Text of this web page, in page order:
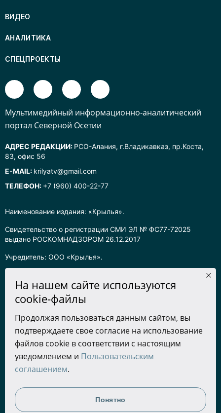
Наименование издания: «Крылья».
Свидетельство о регистрации СМИ ЭЛ № ФС77-72025
выдано РОСКОМНАДЗОРОМ 26.12.2017
Учредитель: ООО «Крылья».
Информация на сайте предназначена для лиц старше 16 лет.
защищены в соответствии с российским законодательством
об интеллектуальной собственности. Любое использование
текстовых, фото, аудио и видеоматериалов возможно только
с согласия правообладателя (ООО «Крылья») и при строгом
наличии ссылки на ресурс. Для сетевых ресурсов –
гиперссылка.
Разработка сайта
ВИДЕО
АНАЛИТИКА
СПЕЦПРОЕКТЫ
Mультимедийный информационно-аналитический
портал Северной Осетии
АДРЕС РЕДАКЦИИ: РСО-Алания, г.Владикавказ, пр.Коста,
83, офис 56
E-MAIL: krilyatv@gmail.com
ТЕЛЕФОН: +7 (960) 400-22-77
На нашем сайте используются
cookie-файлы
Продолжая пользоваться данным сайтом, вы
подтверждаете свое согласие на использование
файлов cookie в соответствии с настоящим
уведомлением и Пользовательским
соглашением.
Понятно